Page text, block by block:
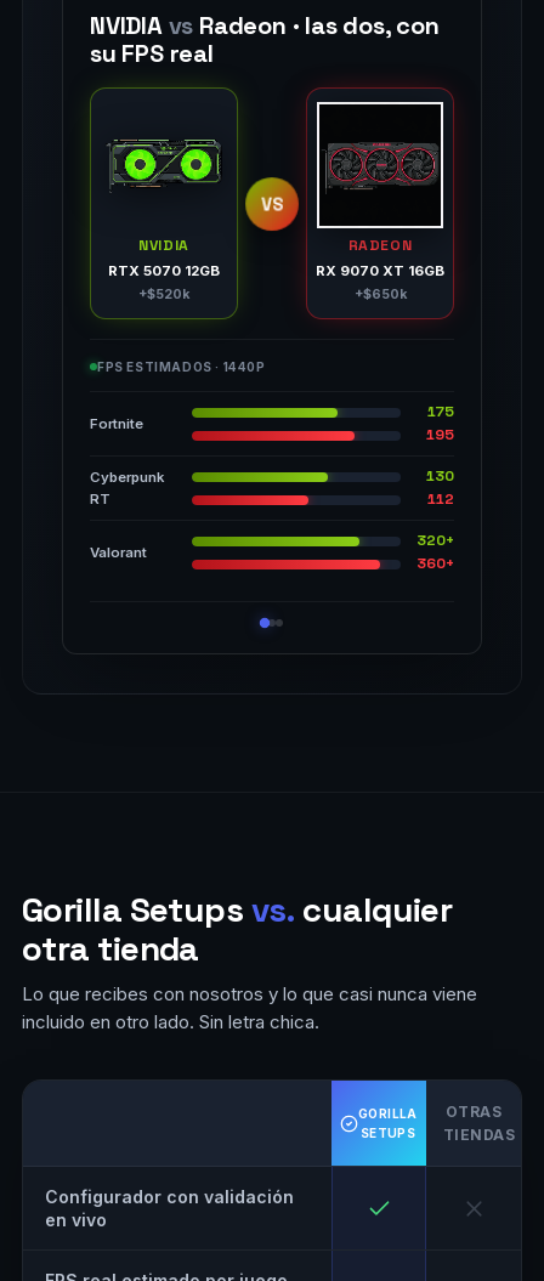
NVIDIAvs Radeon · las dos, con
su FPS real
NVIDIA
RTX 5070 12GB
+$520k
VS
RADEON
RX 9070 XT 16GB
+$650k
FPS ESTIMADOS · 1440P
Fortnite
175
195
Cyberpunk
RT
130
112
Valorant
320+
360+
Gorilla Setupsvs. cualquier
otra tienda
Lo que recibes con nosotros y lo que casi nunca viene
incluido en otro lado. Sin letra chica.
GORILLA
SETUPS
OTRAS
TIENDAS
Configurador con validación
en vivo